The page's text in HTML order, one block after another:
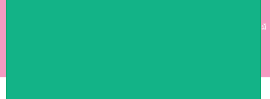
คาร์เตอร์ เฟอร์นิเจอร์ ซุ้มไม้